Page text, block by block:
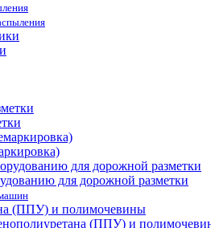
для дорожной разметки
(ППУ) и полимочевины